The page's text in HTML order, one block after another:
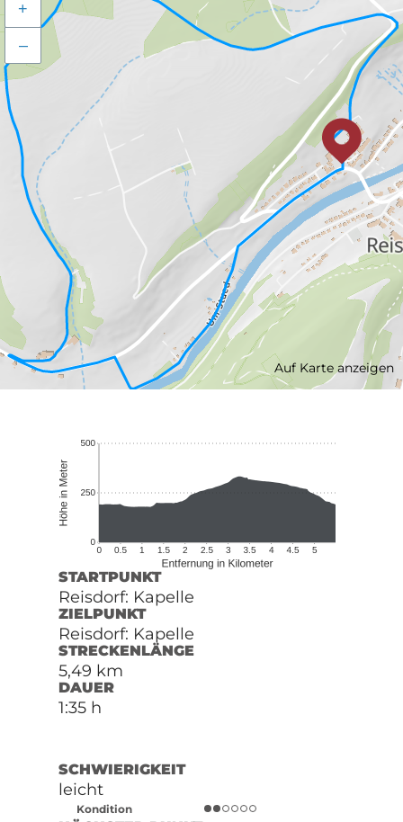
Auf Karte anzeigen
+
–
STARTPUNKT
Reisdorf: Kapelle
ZIELPUNKT
Reisdorf: Kapelle
STRECKENLÄNGE
5,49 km
DAUER
1:35 h
SCHWIERIGKEIT
leicht
Kondition